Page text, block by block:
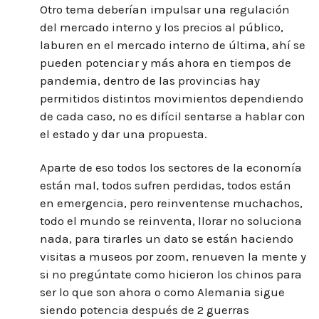
Otro tema deberían impulsar una regulación
del mercado interno y los precios al público,
laburen en el mercado interno de última, ahí se
pueden potenciar y más ahora en tiempos de
pandemia, dentro de las provincias hay
permitidos distintos movimientos dependiendo
de cada caso, no es difícil sentarse a hablar con
el estado y dar una propuesta.
Aparte de eso todos los sectores de la economía
están mal, todos sufren perdidas, todos están
en emergencia, pero reinventense muchachos,
todo el mundo se reinventa, llorar no soluciona
nada, para tirarles un dato se están haciendo
visitas a museos por zoom, renueven la mente y
si no pregúntate como hicieron los chinos para
ser lo que son ahora o como Alemania sigue
siendo potencia después de 2 guerras